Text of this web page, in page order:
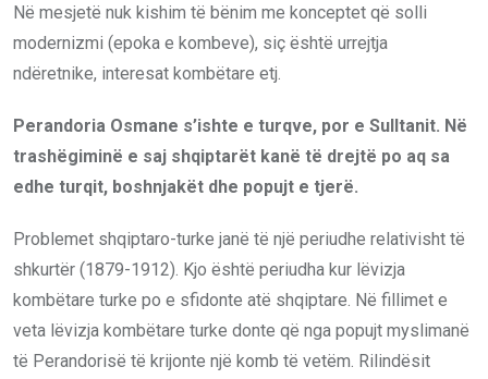
Në mesjetë nuk kishim të bënim me konceptet që solli
modernizmi (epoka e kombeve), siç është urrejtja
ndëretnike, interesat kombëtare etj.
Perandoria Osmane s’ishte e turqve, por e Sulltanit. Në
trashëgiminë e saj shqiptarët kanë të drejtë po aq sa
edhe turqit, boshnjakët dhe popujt e tjerë.
Problemet shqiptaro-turke janë të një periudhe relativisht të
shkurtër (1879-1912). Kjo është periudha kur lëvizja
kombëtare turke po e sfidonte atë shqiptare. Në fillimet e
veta lëvizja kombëtare turke donte që nga popujt myslimanë
të Perandorisë të krijonte një komb të vetëm. Rilindësit